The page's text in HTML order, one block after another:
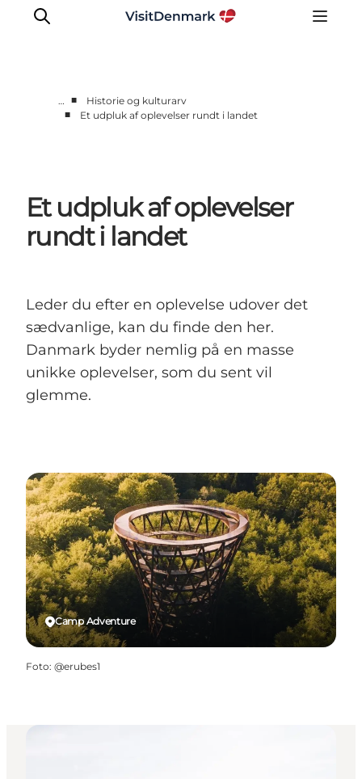
Overnatning
Planlæg ferien
… ■
Historie og kulturarv
■
Et udpluk af oplevelser rundt i landet
Et udpluk af oplevelser
rundt i landet
Leder du efter en oplevelse udover det
sædvanlige, kan du finde den her.
Danmark byder nemlig på en masse
unikke oplevelser, som du sent vil
glemme.
Camp Adventure
Foto: @erubes1